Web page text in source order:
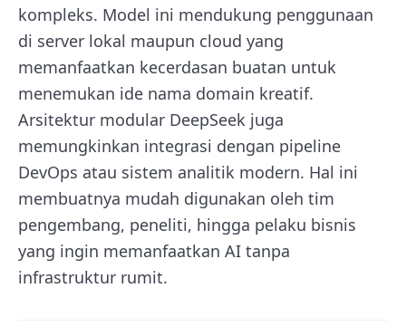
kompleks. Model ini mendukung penggunaan
di server lokal maupun cloud yang
memanfaatkan kecerdasan buatan untuk
menemukan ide nama domain kreatif.
Arsitektur modular DeepSeek juga
memungkinkan integrasi dengan pipeline
DevOps atau sistem analitik modern. Hal ini
membuatnya mudah digunakan oleh tim
pengembang, peneliti, hingga pelaku bisnis
yang ingin memanfaatkan AI tanpa
infrastruktur rumit.